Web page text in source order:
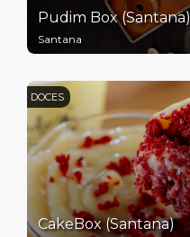
Pudim Box (Santana)
Santana
DOCES
CakeBox (Santana)